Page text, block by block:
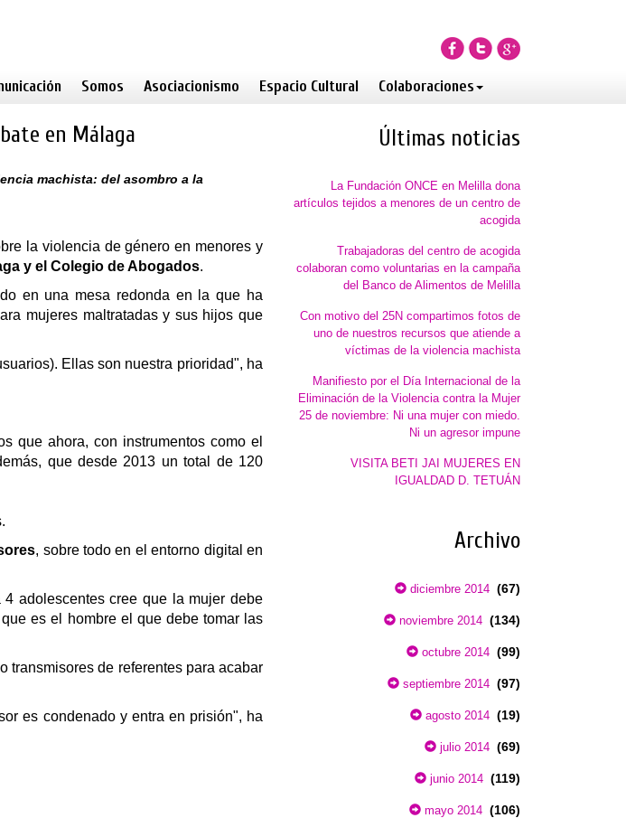
Somos Asociacionismo Espacio Cultural Colaboraciones
en Málaga
machista: del asombro a la
la violencia de género en menores y
y el Colegio de Abogados.
en una mesa redonda en la que ha
mujeres maltratadas y sus hijos que
Ellas son nuestra prioridad", ha
que ahora, con instrumentos como el
que desde 2013 un total de 120
, sobre todo en el entorno digital en
adolescentes cree que la mujer debe
es el hombre el que debe tomar las
transmisores de referentes para acabar
es condenado y entra en prisión", ha
Últimas noticias
La Fundación ONCE en Melilla dona
artículos tejidos a menores de un centro de
acogida
Trabajadoras del centro de acogida
colaboran como voluntarias en la campaña
del Banco de Alimentos de Melilla
Con motivo del 25N compartimos fotos de
uno de nuestros recursos que atiende a
víctimas de la violencia machista
Manifiesto por el Día Internacional de la
Eliminación de la Violencia contra la Mujer
25 de noviembre: Ni una mujer con miedo.
Ni un agresor impune
VISITA BETI JAI MUJERES EN
IGUALDAD D. TETUÁN
Archivo
diciembre 2014 (67)
noviembre 2014 (134)
octubre 2014 (99)
septiembre 2014 (97)
agosto 2014 (19)
julio 2014 (69)
junio 2014 (119)
mayo 2014 (106)